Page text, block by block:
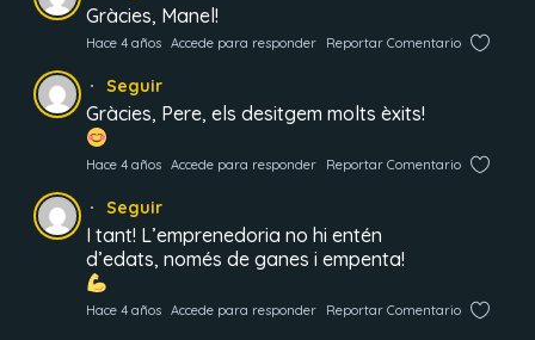
Gràcies, Manel!
Hace 4 años Accede para responder Reportar Comentario
Seguir
Gràcies, Pere, els desitgem molts èxits!
Hace 4 años Accede para responder Reportar Comentario
Seguir
I tant! L’emprenedoria no hi entén
d’edats, només de ganes i empenta!
Hace 4 años Accede para responder Reportar Comentario